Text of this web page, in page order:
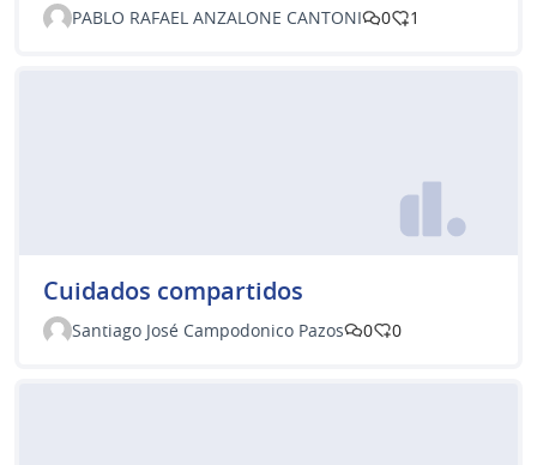
PABLO RAFAEL ANZALONE CANTONI 0 1
Cuidados compartidos
Santiago José Campodonico Pazos 0 0